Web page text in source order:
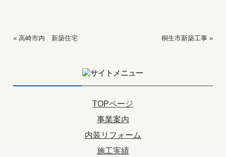
«高崎市内 新築住宅 桐生市新築工事»
TOPページ
事業案内
内装リフォーム
施工実績